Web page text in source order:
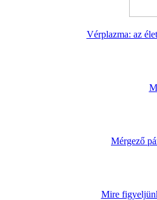
Vérplazma: az
Mérgező
Mire